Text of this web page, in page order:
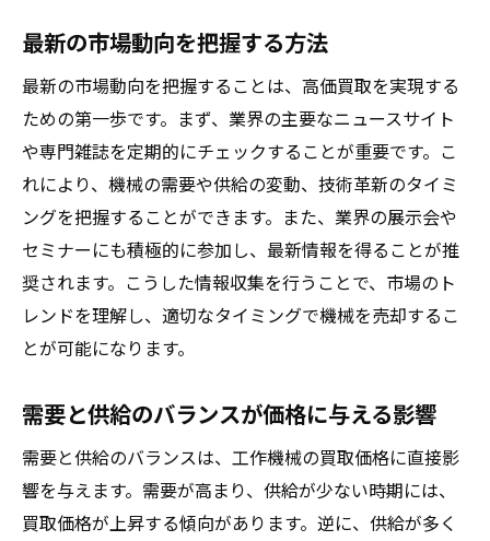
最新の市場動向を把握する方法
最新の市場動向を把握することは、高価買取を実現する
ための第一歩です。まず、業界の主要なニュースサイト
や専門雑誌を定期的にチェックすることが重要です。こ
れにより、機械の需要や供給の変動、技術革新のタイミ
ングを把握することができます。また、業界の展示会や
セミナーにも積極的に参加し、最新情報を得ることが推
奨されます。こうした情報収集を行うことで、市場のト
レンドを理解し、適切なタイミングで機械を売却するこ
とが可能になります。
需要と供給のバランスが価格に与える影響
需要と供給のバランスは、工作機械の買取価格に直接影
響を与えます。需要が高まり、供給が少ない時期には、
買取価格が上昇する傾向があります。逆に、供給が多く